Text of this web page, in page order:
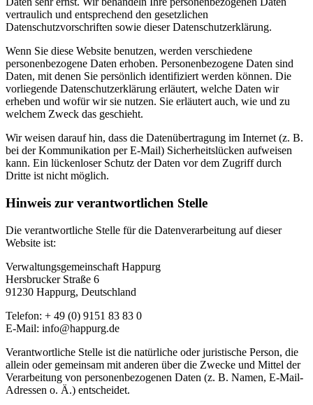
vertraulich und entsprechend den gesetzlichen
Datenschutzvorschriften sowie dieser Datenschutzerklärung.
Wenn Sie diese Website benutzen, werden verschiedene
personenbezogene Daten erhoben. Personenbezogene Daten sind
Daten, mit denen Sie persönlich identifiziert werden können. Die
vorliegende Datenschutzerklärung erläutert, welche Daten wir
erheben und wofür wir sie nutzen. Sie erläutert auch, wie und zu
welchem Zweck das geschieht.
Wir weisen darauf hin, dass die Datenübertragung im Internet (z. B.
bei der Kommunikation per E-Mail) Sicherheitslücken aufweisen
kann. Ein lückenloser Schutz der Daten vor dem Zugriff durch
Dritte ist nicht möglich.
Hinweis zur verantwortlichen Stelle
Die verantwortliche Stelle für die Datenverarbeitung auf dieser
Website ist:
Verwaltungsgemeinschaft Happurg
Hersbrucker Straße 6
91230 Happurg, Deutschland
Telefon: + 49 (0) 9151 83 83 0
E-Mail: info@happurg.de
Verantwortliche Stelle ist die natürliche oder juristische Person, die
allein oder gemeinsam mit anderen über die Zwecke und Mittel der
Verarbeitung von personenbezogenen Daten (z. B. Namen, E-Mail-
Adressen o. Ä.) entscheidet.